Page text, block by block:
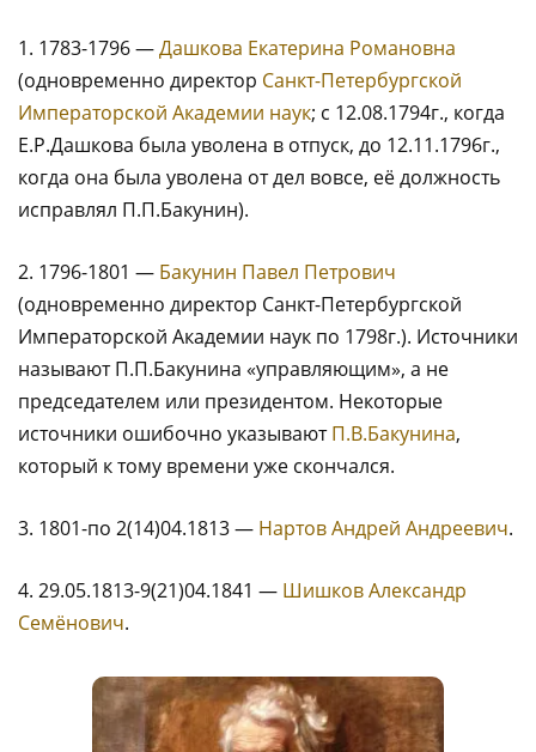
1. 1783-1796 —Дашкова Екатерина Романовна
(одновременно директор Санкт-Петербургской
Императорской Академии наук; с 12.08.1794г., когда
Е.Р.Дашкова была уволена в отпуск, до 12.11.1796г.,
когда она была уволена от дел вовсе, её должность
исправлял П.П.Бакунин).
2. 1796-1801 — Бакунин Павел Петрович
(одновременно директор Санкт-Петербургской
Императорской Академии наук по 1798г.). Источники
называют П.П.Бакунина «управляющим», а не
председателем или президентом. Некоторые
источники ошибочно указываютП.В.Бакунина,
который к тому времени уже скончался.
3. 1801-по 2(14)04.1813 — Нартов Андрей Андреевич.
4. 29.05.1813-9(21)04.1841 — Шишков Александр
Семёнович.